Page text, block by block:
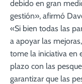
debido en gran
gestión», afirmó
«Si bien todas las
a apoyar las
tome la iniciativa en
plazo con las
garantizar que las